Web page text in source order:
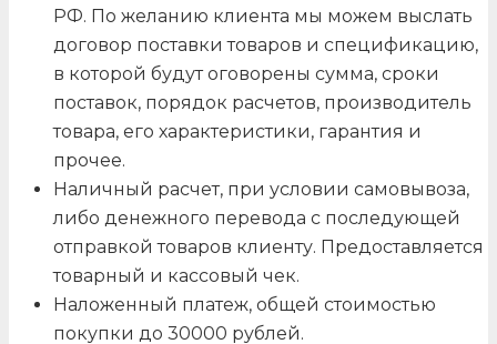
РФ. По желанию клиента мы можем выслать
договор поставки товаров и спецификацию,
в которой будут оговорены сумма, сроки
поставок, порядок расчетов, производитель
товара, его характеристики, гарантия и
прочее.
Наличный расчет, при условии самовывоза,
либо денежного перевода с последующей
отправкой товаров клиенту. Предоставляется
товарный и кассовый чек.
Наложенный платеж, общей стоимостью
покупки до 30000 рублей.